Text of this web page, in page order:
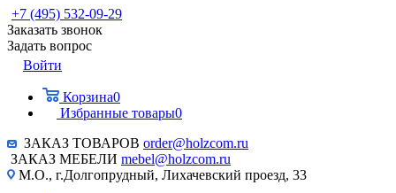
+7 (495) 532-09-29
Заказать звонок
Задать вопрос
Войти
Корзина0
Избранные товары0
ЗАКАЗ ТОВАРОВ order@holzcom.ru
ЗАКАЗ МЕБЕЛИ mebel@holzcom.ru
М.О., г.Долгопрудный, Лихачевский проезд, 33